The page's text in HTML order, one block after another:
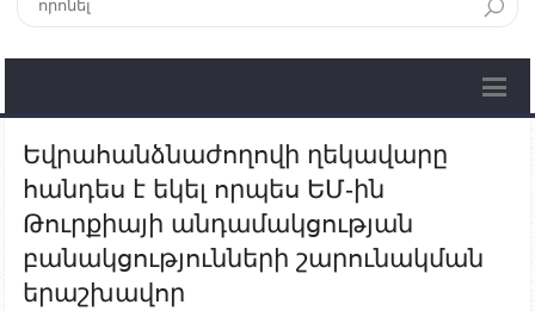
Եվրահանձնաժողովի ղեկավարը
հանդես է եկել որպես ԵՄ-ին
Թուրքիայի անդամակցության
բանակցությունների շարունակման
երաշխավոր